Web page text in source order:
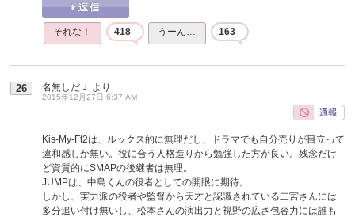
それな！ 418 うーん… 163
26 名無しだＪ より
2015年12月27日 6:37 AM
Kis-My-Ft2は、ルックス的に無理だし、ドラマでも自分売りが目立って
違和感しか無い。役に合う人格造りから勉強した方が良い。残念だけ
ど資質的にSMAPの後継者は無理。
JUMPは、中島くんの役者としての開眼に期待。
しかし、実力派の役者や監督から天才と認識されている二宮さんには
多分追い付け無いし、松本さんの演出力と視野の広さ包容力には誰も